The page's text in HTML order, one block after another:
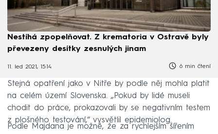
Nestíhá zpopelňovat. Z krematoria v Ostravě byly
převezeny desítky zesnulých jinam
11. led 2021, 15:14 6 min čtení
Stejná opatření jako v Nitře by podle něj mohla platit
na celém území Slovenska. „Pokud by lidé museli
chodit do práce, prokazovali by se negativním testem
z plošného testování,“ vysvětlil epidemiolog.
Podle Majdana je možné, že za rychlejším šířením